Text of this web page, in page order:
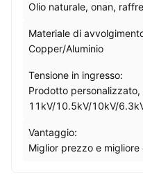
Olio naturale, onan,
Materiale di
Copper/Aluminio
Tensione in ingresso:
Prodotto personalizzato,
11kV/10.5kV/10kV/
Vantaggio:
Miglior prezzo e migliore